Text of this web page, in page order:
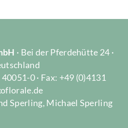
· Bei der Pferdehütte 24 ·
0 · Fax: +49 (0)4131
Sperling, Michael Sperling